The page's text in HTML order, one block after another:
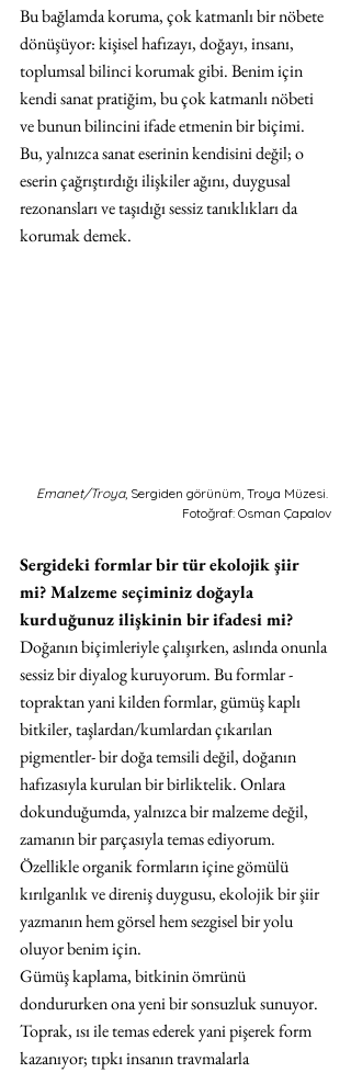
Bu bağlamda koruma, çok katmanlı bir nöbete
dönüşüyor: kişisel hafızayı, doğayı, insanı,
toplumsal bilinci korumak gibi. Benim için
kendi sanat pratiğim, bu çok katmanlı nöbeti
ve bunun bilincini ifade etmenin bir biçimi.
Bu, yalnızca sanat eserinin kendisini değil; o
eserin çağrıştırdığı ilişkiler ağını, duygusal
rezonansları ve taşıdığı sessiz tanıklıkları da
korumak demek.
Emanet/Troya, Sergiden görünüm, Troya Müzesi.
Fotoğraf: Osman Çapalov
Sergideki formlar bir tür ekolojik şiir
mi? Malzeme seçiminiz doğayla
kurduğunuz ilişkinin bir ifadesi mi?
Doğanın biçimleriyle çalışırken, aslında onunla
sessiz bir diyalog kuruyorum. Bu formlar -
topraktan yani kilden formlar, gümüş kaplı
bitkiler, taşlardan/kumlardan çıkarılan
pigmentler- bir doğa temsili değil, doğanın
hafızasıyla kurulan bir birliktelik. Onlara
dokunduğumda, yalnızca bir malzeme değil,
zamanın bir parçasıyla temas ediyorum.
Özellikle organik formların içine gömülü
kırılganlık ve direniş duygusu, ekolojik bir şiir
yazmanın hem görsel hem sezgisel bir yolu
oluyor benim için.
Gümüş kaplama, bitkinin ömrünü
dondururken ona yeni bir sonsuzluk sunuyor.
Toprak, ısı ile temas ederek yani pişerek form
kazanıyor; tıpkı insanın travmalarla